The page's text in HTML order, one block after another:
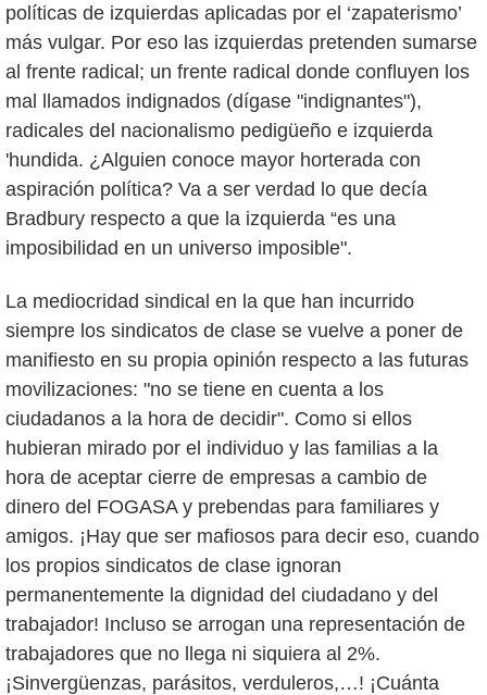
políticas de izquierdas aplicadas por el ‘zapaterismo’
más vulgar. Por eso las izquierdas pretenden sumarse
al frente radical; un frente radical donde confluyen los
mal llamados indignados (dígase "indignantes"),
radicales del nacionalismo pedigüeño e izquierda
'hundida. ¿Alguien conoce mayor horterada con
aspiración política? Va a ser verdad lo que decía
Bradbury respecto a que la izquierda “es una
imposibilidad en un universo imposible".
La mediocridad sindical en la que han incurrido
siempre los sindicatos de clase se vuelve a poner de
manifiesto en su propia opinión respecto a las futuras
movilizaciones: "no se tiene en cuenta a los
ciudadanos a la hora de decidir". Como si ellos
hubieran mirado por el individuo y las familias a la
hora de aceptar cierre de empresas a cambio de
dinero del FOGASA y prebendas para familiares y
amigos. ¡Hay que ser mafiosos para decir eso, cuando
los propios sindicatos de clase ignoran
permanentemente la dignidad del ciudadano y del
trabajador! Incluso se arrogan una representación de
trabajadores que no llega ni siquiera al 2%.
¡Sinvergüenzas, parásitos, verduleros,…! ¡Cuánta